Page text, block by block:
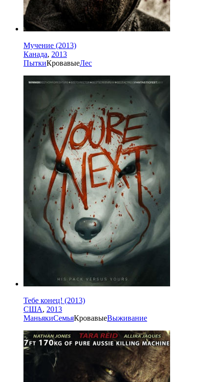
Мучение (2013)
Канада, 2013
ПыткиКровавыеЛес
Тебе конец! (2013)
США, 2013
МаньякиСемьяКровавыеВыживание